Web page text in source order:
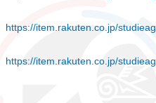
8気筒
https://item.rakuten.co.jp/
12気
https://item.rakuten.co.jp/